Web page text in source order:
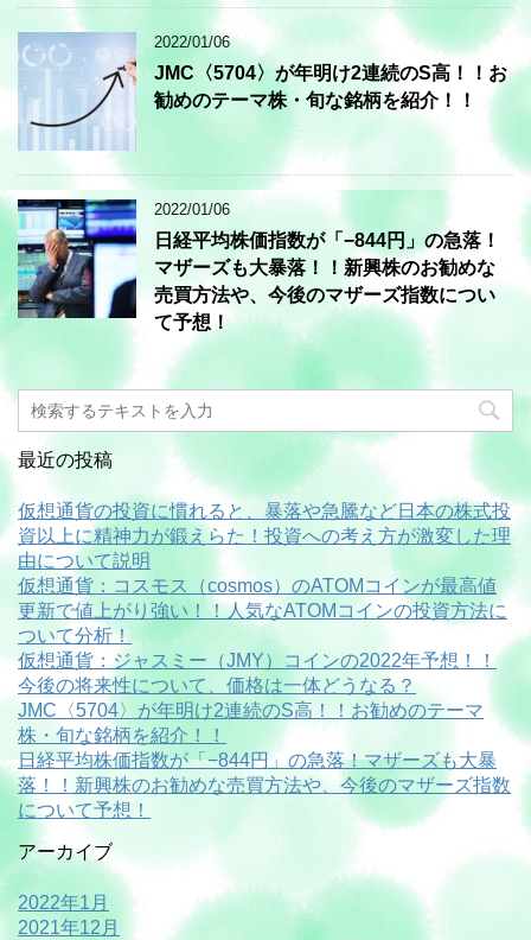
2022/01/06
JMC〈5704〉が年明け2連続のS高！！お
勧めのテーマ株・旬な銘柄を紹介！！
2022/01/06
日経平均株価指数が「−844円」の急落！
マザーズも大暴落！！新興株のお勧めな
売買方法や、今後のマザーズ指数につい
て予想！
最近の投稿
仮想通貨の投資に慣れると、暴落や急騰など日本の株式投
資以上に精神力が鍛えらた！投資への考え方が激変した理
由について説明
仮想通貨：コスモス（cosmos）のATOMコインが最高値
更新で値上がり強い！！人気なATOMコインの投資方法に
ついて分析！
仮想通貨：ジャスミー（JMY）コインの2022年予想！！
今後の将来性について、価格は一体どうなる？
JMC〈5704〉が年明け2連続のS高！！お勧めのテーマ
株・旬な銘柄を紹介！！
日経平均株価指数が「−844円」の急落！マザーズも大暴
落！！新興株のお勧めな売買方法や、今後のマザーズ指数
について予想！
アーカイブ
2022年1月
2021年12月